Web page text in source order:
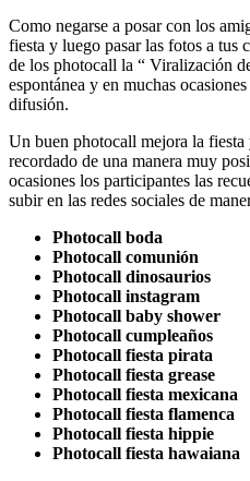
Como negarse a posar con los
fiesta y luego pasar las fotos a tus
de los photocall la “ Viralización
espontánea y en muchas
difusión.
Un buen photocall mejora la fiesta
recordado de una manera muy
ocasiones los participantes las
subir en las redes sociales de
Photocall boda
Photocall comunión
Photocall dinosaurios
Photocall instagram
Photocall baby shower
Photocall cumpleaños
Photocall fiesta pirata
Photocall fiesta grease
Photocall fiesta mexicana
Photocall fiesta flamenca
Photocall fiesta hippie
Photocall fiesta hawaiana